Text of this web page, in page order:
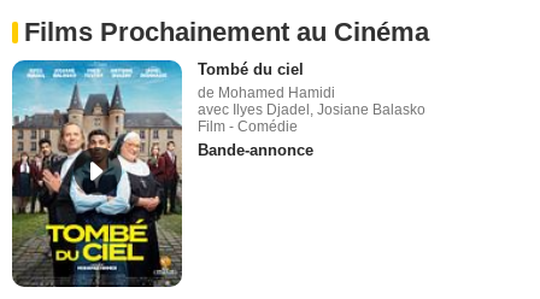
Films Prochainement au Cinéma
Tombé du ciel
de Mohamed Hamidi
avec Ilyes Djadel, Josiane Balasko
Film - Comédie
Bande-annonce